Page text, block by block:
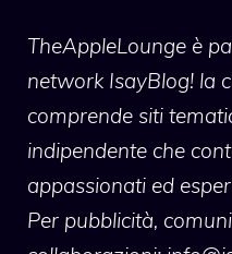
TheAppleLounge è
network IsayBlog! la
comprende siti
indipendente che
appassionati ed
Per pubblicità,